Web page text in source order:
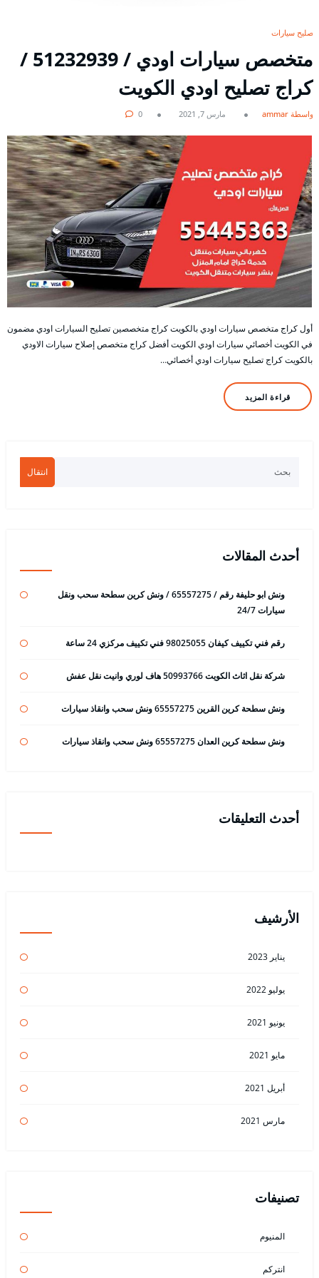
تصليح سيارات
متخصص سيارات اودي / 51232939‬ /
كراج تصليح اودي الكويت
بواسطة ammar مارس 7, 2021 0
أول كراج متخصص سيارات اودي بالكويت كراج متخصصين تصليح السيارات اودي مضمون
في الكويت أخصائي سيارات اودي الكويت أفضل كراج متخصص إصلاح سيارات الاودي
بالكويت كراج تصليح سيارات اودي أخصائي…
قراءة المزيد
انتقال
أحدث المقالات
ونش ابو حليفة رقم / 65557275 / ونش كرين سطحة سحب ونقل
سيارات 24/7
رقم فني تكييف كيفان 98025055 فني تكييف مركزي 24 ساعة
شركة نقل اثاث الكويت 50993766 هاف لوري وانيت نقل عفش
ونش سطحة كرين القرين 65557275 ونش سحب وانقاذ سيارات
ونش سطحة كرين العدان 65557275 ونش سحب وانقاذ سيارات
أحدث التعليقات
الأرشيف
يناير 2023
يوليو 2022
يونيو 2021
مايو 2021
أبريل 2021
مارس 2021
تصنيفات
المنيوم
انتركم